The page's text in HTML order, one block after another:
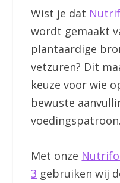
Wist je dat
wordt gemaakt
plantaardige
vetzuren? Dit
keuze voor wie
bewuste
voedingspatroon.
Met onze
3 gebruiken wij